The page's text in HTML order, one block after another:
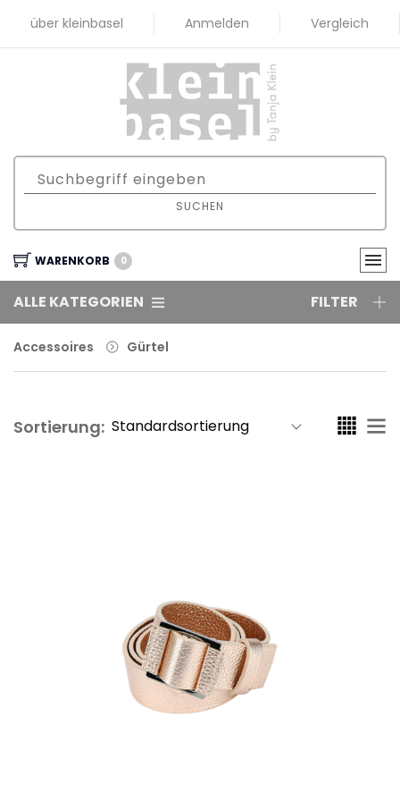
über kleinbasel Anmelden Vergleich
SUCHEN
WARENKORB 0
ALLE KATEGORIEN FILTER
Accessoires Gürtel
Sortierung: